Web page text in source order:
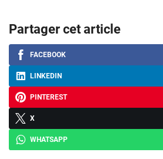
Partager cet article
FACEBOOK
LINKEDIN
PINTEREST
X
WHATSAPP